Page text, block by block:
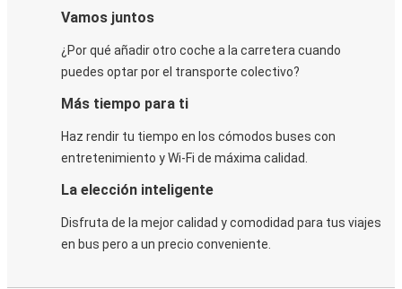
Vamos juntos
¿Por qué añadir otro coche a la carretera cuando
puedes optar por el transporte colectivo?
Más tiempo para ti
Haz rendir tu tiempo en los cómodos buses con
entretenimiento y Wi-Fi de máxima calidad.
La elección inteligente
Disfruta de la mejor calidad y comodidad para tus viajes
en bus pero a un precio conveniente.